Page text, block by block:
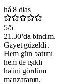
há 8 dias
5/5
21.30’da bindim.
Gayet güzeldi .
Hem gün batımı
hem de ışıklı
halini gördüm
manzaranın.